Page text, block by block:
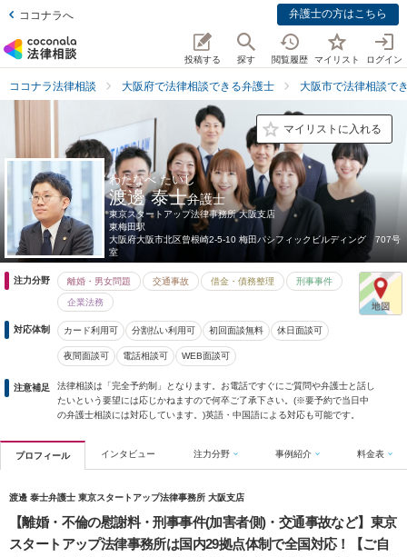
ココナラへ 弁護士の方はこちら
投稿する 探す 閲覧履歴 マイリスト ログイン
ココナラ法律相談 大阪府で法律相談できる弁護士 大阪市で法律相談で
マイリストに入れる
わたなべ たいし
渡邊 泰士弁護士
東京スタートアップ法律事務所 大阪支店
東梅田駅
大阪府大阪市北区曾根崎2-5-10 梅田パシフィックビルディング 707号
室
注力分野 離婚・男女問題 交通事故 借金・債務整理 刑事事件
企業法務
対応体制 カード利用可 分割払い利用可 初回面談無料 休日面談可
夜間面談可 電話相談可 WEB面談可
注意補足
法律相談は「完全予約制」となります。お電話ですぐにご質問や弁護士と話し
たいという要望には応じかねますので何卒ご了承下さい。(※要予約で当日中
の弁護士相談には対応しています。)英語・中国語による対応も可能です。
プロフィール インタビュー 注力分野 事例紹介 料金表
渡邊 泰士弁護士 東京スタートアップ法律事務所 大阪支店
【離婚・不倫の慰謝料・刑事事件(加害者側)・交通事故など】東京
スタートアップ法律事務所は国内29拠点体制で全国対応！【ご自